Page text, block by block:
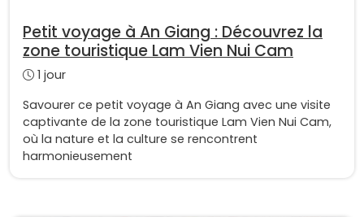
Petit voyage à An Giang : Découvrez la
zone touristique Lam Vien Nui Cam
1 jour
Savourer ce petit voyage à An Giang avec une visite
captivante de la zone touristique Lam Vien Nui Cam,
où la nature et la culture se rencontrent
harmonieusement